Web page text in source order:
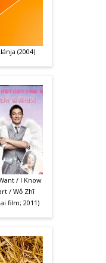
(2004)
/ I Know
/ Wǒ Zhī
film; 2011)